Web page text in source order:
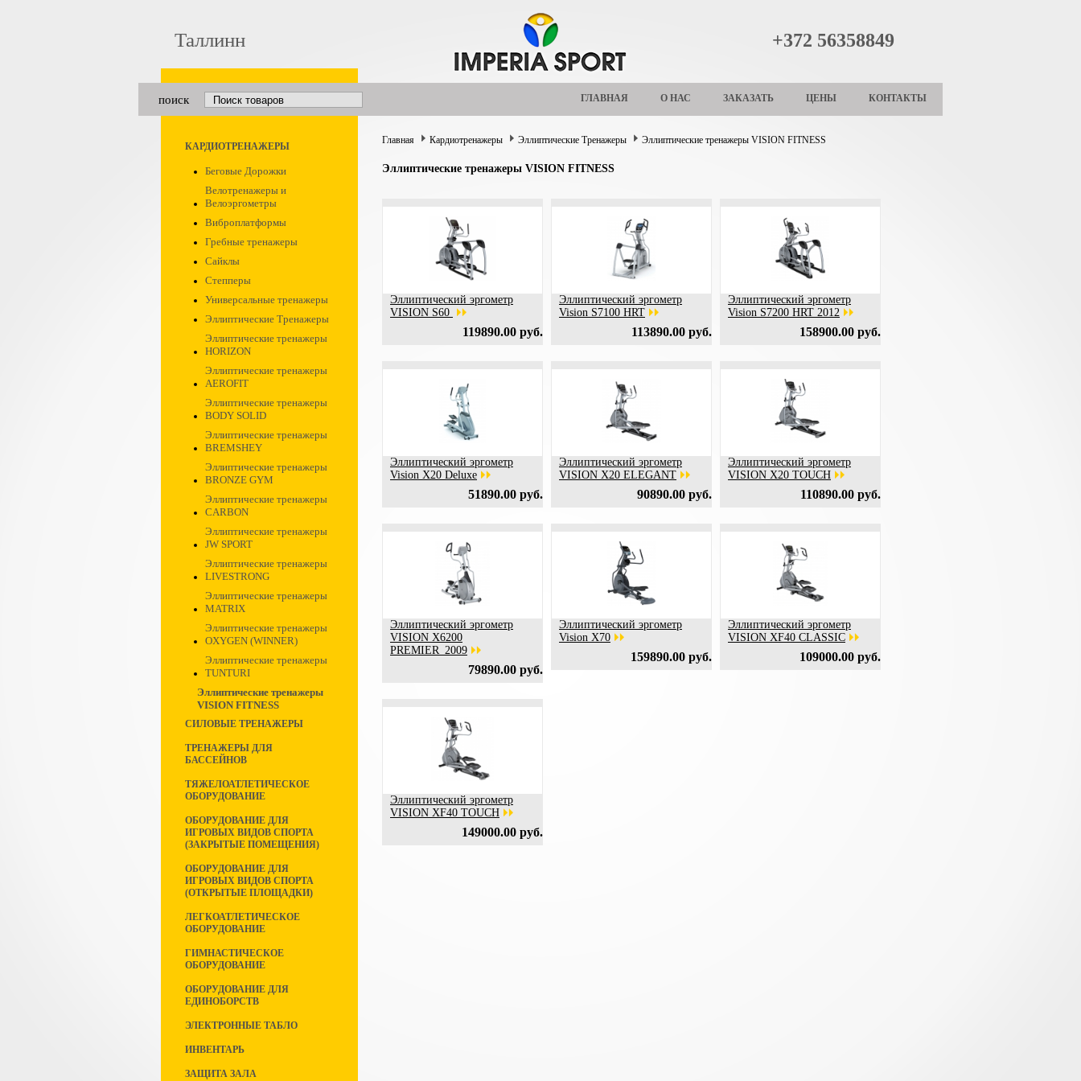
Таллинн +372 56358849
поиск ГЛАВНАЯ О НАС ЗАКАЗАТЬ ЦЕНЫ КОНТАКТЫ
КАРДИОТРЕНАЖЕРЫ
Беговые Дорожки
Велотренажеры и
Велоэргометры
Виброплатформы
Гребные тренажеры
Сайклы
Степперы
Универсальные тренажеры
Эллиптические Тренажеры
Эллиптические тренажеры
HORIZON
Эллиптические тренажеры
AEROFIT
Эллиптические тренажеры
BODY SOLID
Эллиптические тренажеры
BREMSHEY
Эллиптические тренажеры
BRONZE GYM
Эллиптические тренажеры
CARBON
Эллиптические тренажеры
JW SPORT
Эллиптические тренажеры
LIVESTRONG
Эллиптические тренажеры
MATRIX
Эллиптические тренажеры
OXYGEN (WINNER)
Эллиптические тренажеры
TUNTURI
Эллиптические тренажеры
VISION FITNESS
СИЛОВЫЕ ТРЕНАЖЕРЫ
ТРЕНАЖЕРЫ ДЛЯ
БАССЕЙНОВ
ТЯЖЕЛОАТЛЕТИЧЕСКОЕ
ОБОРУДОВАНИЕ
ОБОРУДОВАНИЕ ДЛЯ
ИГРОВЫХ ВИДОВ СПОРТА
(ЗАКРЫТЫЕ ПОМЕЩЕНИЯ)
ОБОРУДОВАНИЕ ДЛЯ
ИГРОВЫХ ВИДОВ СПОРТА
(ОТКРЫТЫЕ ПЛОЩАДКИ)
ЛЕГКОАТЛЕТИЧЕСКОЕ
ОБОРУДОВАНИЕ
ГИМНАСТИЧЕСКОЕ
ОБОРУДОВАНИЕ
ОБОРУДОВАНИЕ ДЛЯ
ЕДИНОБОРСТВ
ЭЛЕКТРОННЫЕ ТАБЛО
ИНВЕНТАРЬ
ЗАЩИТА ЗАЛА
Главная Кардиотренажеры Эллиптические Тренажеры Эллиптические тренажеры VISION FITNESS
Эллиптические тренажеры VISION FITNESS
Эллиптический эргометр
VISION S60
119890.00 руб.
Эллиптический эргометр
Vision S7100 HRT
113890.00 руб.
Эллиптический эргометр
Vision S7200 HRT 2012
158900.00 руб.
Эллиптический эргометр
Vision X20 Deluxe
51890.00 руб.
Эллиптический эргометр
VISION X20 ELEGANT
90890.00 руб.
Эллиптический эргометр
VISION X20 TOUCH
110890.00 руб.
Эллиптический эргометр
VISION X6200
PREMIER_2009
79890.00 руб.
Эллиптический эргометр
Vision X70
159890.00 руб.
Эллиптический эргометр
VISION XF40 CLASSIC
109000.00 руб.
Эллиптический эргометр
VISION XF40 TOUCH
149000.00 руб.